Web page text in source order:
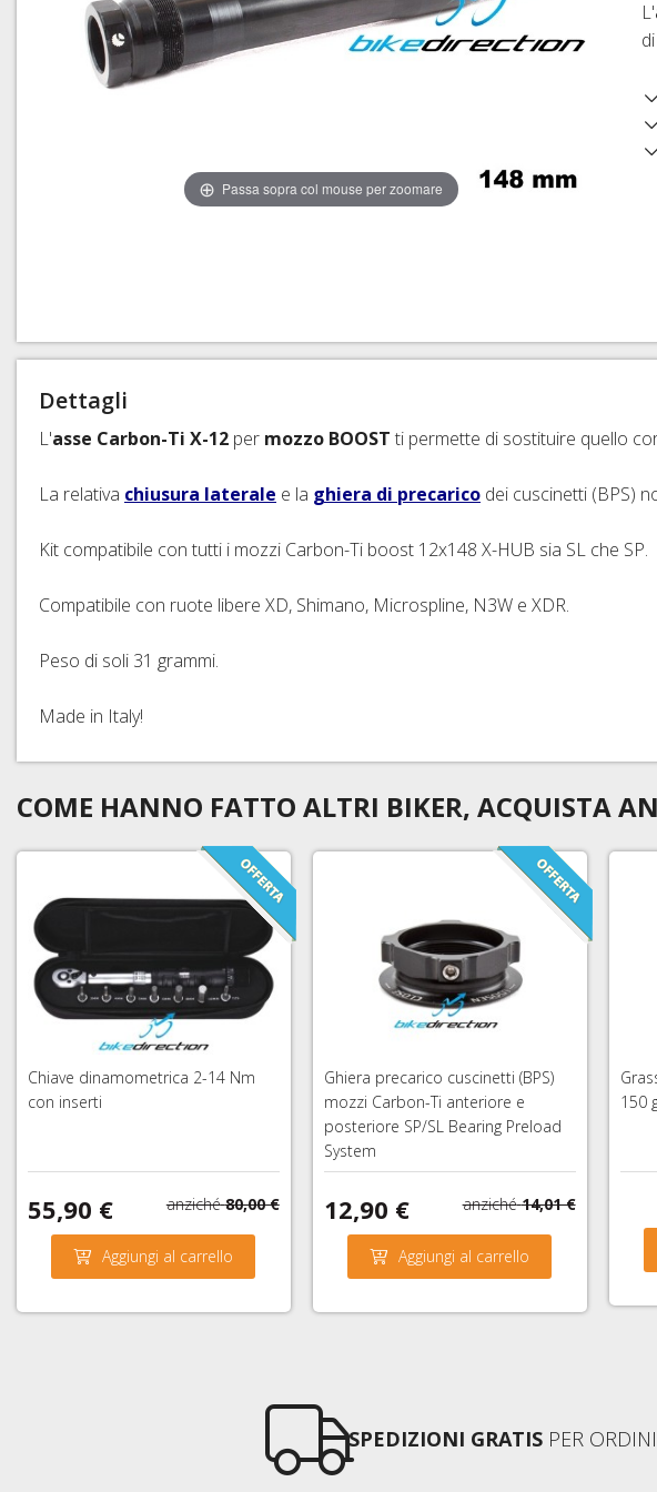
CAVI E GUAINE CAMBIO DERAGLIATORE
COPERTONI E CAMERE D'ARIA 26"
SIGILLANTI TRASFORMAZIONE
FRENI
CAVI, GUAINE E ACCESSORI FRENI
Passa sopra col mouse per zoomare
L'
Dettagli
L'asse Carbon-Ti X-12 per mozzo BOOST ti permette di sostituire quello
La relativa chiusura laterale e la ghiera di precarico dei cuscinetti (BPS)
Kit compatibile con tutti i mozzi Carbon-Ti boost 12x148 X-HUB sia SL che SP.
Compatibile con ruote libere XD, Shimano, Microspline, N3W e XDR.
Peso di soli 31 grammi.
Made in Italy!
COME HANNO FATTO ALTRI BIKER, ACQUISTA
Chiave dinamometrica 2-14 Nm
con inserti
55,90 € anziché 80,00 €
Aggiungi al carrello
Ghiera precarico cuscinetti (BPS)
mozzi Carbon-Ti anteriore e
posteriore SP/SL Bearing Preload
System
12,90 € anziché 14,01 €
Aggiungi al carrello
150
SPEDIZIONI GRATISPER